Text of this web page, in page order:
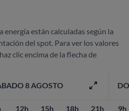
energía están calculadas según la
del spot. Para ver los valores
clic encima de la flecha de
8 AGOSTO
12h 15h 18h 21h 9h